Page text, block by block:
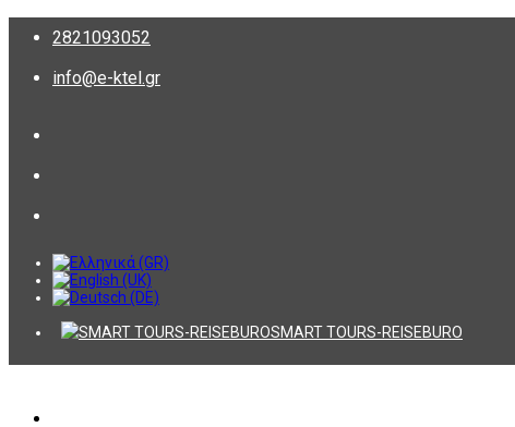
2821093052
info@e-ktel.gr
SMART TOURS-REISEBURO